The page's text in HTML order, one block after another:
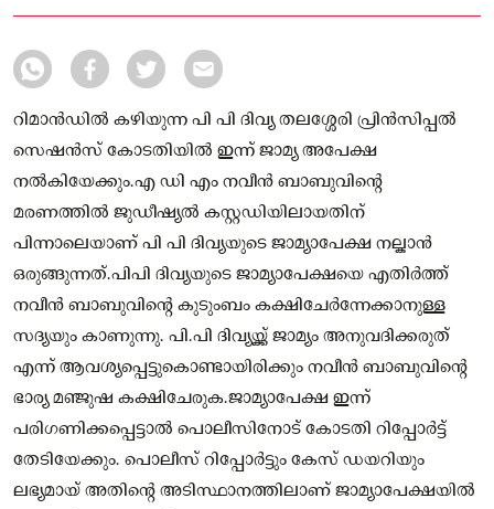
റിമാന്‍ഡില്‍ കഴിയുന്ന പി പി ദിവ്യ തലശ്ശേരി പ്രിന്‍സിപ്പല്‍
സെഷന്‍സ് കോടതിയില്‍ ഇന്ന് ജാമ്യ അപേക്ഷ
നൽകിയേക്കും.എ ഡി എം നവീന്‍ ബാബുവിന്റെ
മരണത്തില്‍ ജുഡീഷ്യല്‍ കസ്റ്റഡിയിലായതിന്
പിന്നാലെയാണ് പി പി ദിവ്യയുടെ ജാമ്യാപേക്ഷ നല്കാൻ
ഒരുങ്ങുന്നത്.പിപി ദിവ്യയുടെ ജാമ്യാപേക്ഷയെ എതിര്‍ത്ത്
നവീന്‍ ബാബുവിന്റെ കുടുംബം കക്ഷിചേര്‍ന്നേക്കാനുള്ള
സദ്യയും കാണുന്നു. പി.പി ദിവ്യയ്ക്ക് ജാമ്യം അനുവദിക്കരുത്
എന്ന് ആവശ്യപ്പെട്ടുകൊണ്ടായിരിക്കും നവീന്‍ ബാബുവിന്റെ
ഭാര്യ മഞ്ജുഷ കക്ഷിചേരുക.ജാമ്യാപേക്ഷ ഇന്ന്
പരിഗണിക്കപ്പെട്ടാല്‍ പൊലീസിനോട് കോടതി റിപ്പോര്‍ട്ട്
തേടിയേക്കും. പൊലീസ് റിപ്പോര്‍ട്ടും കേസ് ഡയറിയും
ലഭ്യമായ് അതിന്റെ അടിസ്ഥാനത്തിലാണ് ജാമ്യാപേക്ഷയില്‍